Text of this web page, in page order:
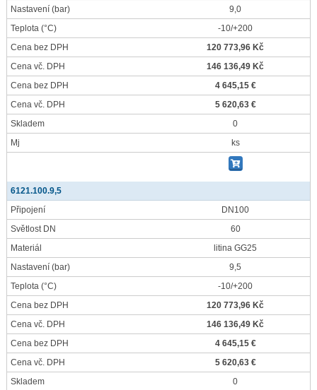
Nastavení (bar)
9,0
Teplota (°C)
-10/+200
Cena bez DPH
120 773,96 Kč
Cena vč. DPH
146 136,49 Kč
Cena bez DPH
4 645,15 €
Cena vč. DPH
5 620,63 €
Skladem
0
Mj
ks
6121.100.9,5
Připojení
DN100
Světlost DN
60
Materiál
litina GG25
Nastavení (bar)
9,5
Teplota (°C)
-10/+200
Cena bez DPH
120 773,96 Kč
Cena vč. DPH
146 136,49 Kč
Cena bez DPH
4 645,15 €
Cena vč. DPH
5 620,63 €
Skladem
0